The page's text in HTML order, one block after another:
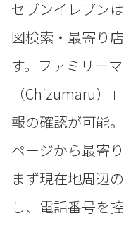
セブンイレブン
図検索・最寄り
す。ファミリー
（Chizumaru）
報の確認が可能
ページから最寄
まず現在地周辺
し、電話番号を